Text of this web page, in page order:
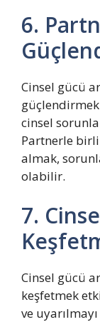
6.
Cinsel gücü
cinsel
Partnerle
almak,
olabilir.
7.
Cinsel gücü
keşfetmek
ve